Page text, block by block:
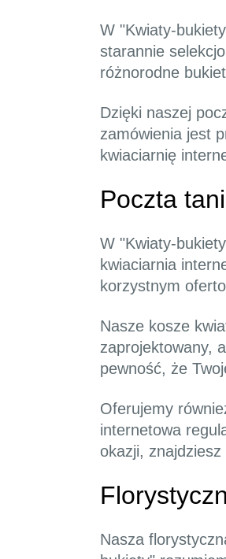
W "Kwiaty-
starannie
różnorodne
Dzięki naszej
zamówienia jest
kwiaciarnię
Poczta
W "Kwiaty-
kwiaciarnia
korzystnym
Nasze kosze
zaprojektowany,
pewność, że
Oferujemy
internetowa
okazji,
Nasza